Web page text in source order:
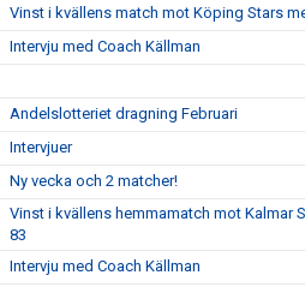
Vinst i kvällens match mot Köping Stars
Intervju med Coach Källman
Andelslotteriet dragning Februari
Intervjuer
Ny vecka och 2 matcher!
Vinst i kvällens hemmamatch mot Kalmar
83
Intervju med Coach Källman